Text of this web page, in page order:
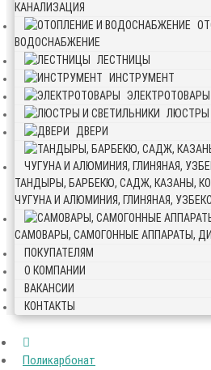
КАНАЛИЗАЦИЯ
ВОДОСНАБЖЕНИЕ
ЛЕСТНИЦЫ
ИНСТРУМЕНТ
ЭЛЕКТРОТОВАРЫ
ЛЮСТРЫ
ДВЕРИ
ТАНДЫРЫ, БАРБЕКЮ, САДЖ, КАЗАНЫ,
ЧУГУНА И АЛЮМИНИЯ, ГЛИНЯНАЯ,
САМОВАРЫ, САМОГОННЫЕ АППАРАТЫ,
ПОКУПАТЕЛЯМ
О КОМПАНИИ
ВАКАНСИИ
КОНТАКТЫ
Поликарбонат